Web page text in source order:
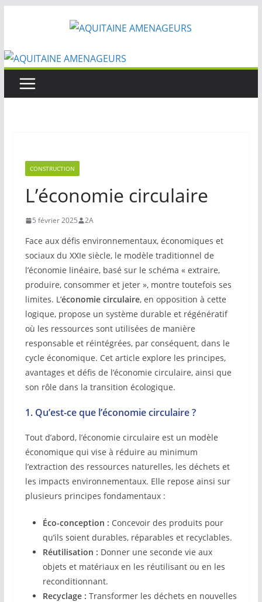
CONSTRUCTION
L’économie circulaire
5 février 2025 2A
Face aux défis environnementaux, économiques et
sociaux du XXIe siècle, le modèle traditionnel de
l’économie linéaire, basé sur le schéma « extraire,
produire, consommer et jeter », montre toutefois ses
limites. L’économie circulaire, en opposition à cette
logique, propose un système durable et régénératif
où les ressources sont utilisées de manière
responsable et réintégrées, par conséquent, dans le
cycle économique. Cet article explore les principes,
avantages et défis de l’économie circulaire, ainsi que
son rôle dans la transition écologique.
1. Qu’est-ce que l’économie circulaire ?
Tout d’abord, l’économie circulaire est un modèle
économique qui vise à réduire au minimum
l’extraction des ressources naturelles, les déchets et
les impacts environnementaux. Elle repose ainsi sur
plusieurs principes fondamentaux :
Éco-conception : Concevoir des produits pour
qu’ils soient durables, réparables et recyclables.
Réutilisation : Donner une seconde vie aux
objets et matériaux en les réutilisant ou en les
reconditionnant.
Recyclage : Transformer les déchets en nouvelles